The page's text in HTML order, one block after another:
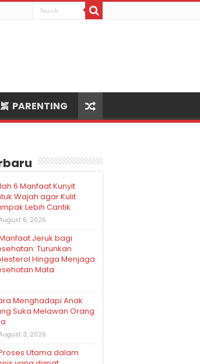
PARENTING
6 Manfaat Kunyit
Wajah agar Kulit
Lebih Cantik
6, 2026
Jeruk bagi
Turunkan
Hingga Menjaga
Mata
Menghadapi Anak
Suka Melawan Orang
3, 2026
Utama dalam